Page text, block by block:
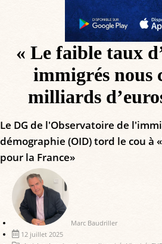
« Le faible taux
immigrés nous
milliards
Le DG de l'Observatoire de
démographie (OID) tord le cou à
pour la France»
Marc Baudriller
12 juillet 2025